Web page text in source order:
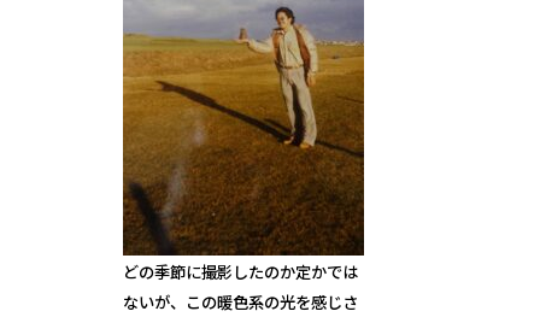
どの季節に撮影したのか定かでは
ないが、この暖色系の光を感じさ